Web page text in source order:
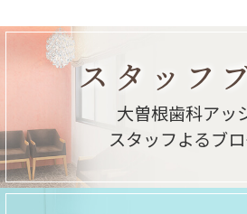
スタッフ
大曽根歯科アッ
スタッフよるブ